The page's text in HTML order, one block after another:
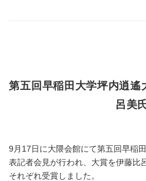
第五回早稲田大学坪内逍遙
呂美
9月17日に大隈会館にて第五回早稲
表記者会見が行われ、大賞を伊藤比
それぞれ受賞しました。